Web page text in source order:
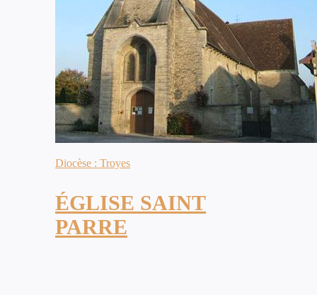
Diocèse : Troyes
ÉGLISE SAINT
PARRE